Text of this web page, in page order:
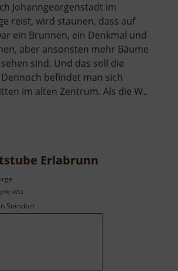
Johanngeorgenstadt im
reist, wird staunen, dass auf
ein Brunnen, ein Denkmal und
aber ansonsten mehr Bäume
sind. Und das soll die
befindet man sich
im alten Zentrum. Als die W..
Erlabrunn
4653
Standort